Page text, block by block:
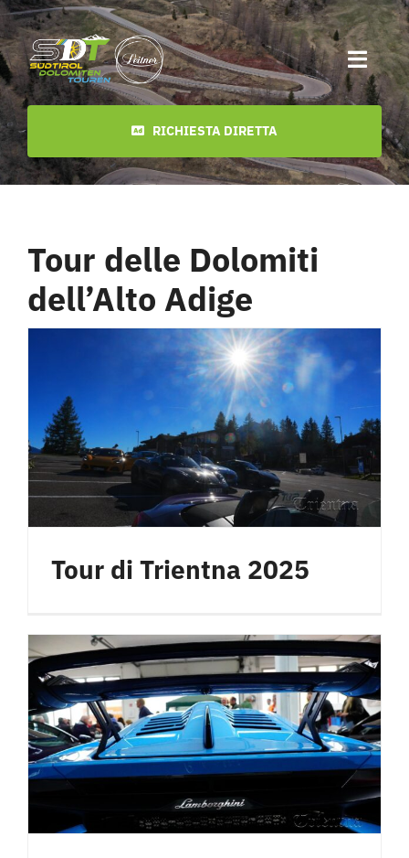
Skip
to
content
Inizio
Date
Ultimi tour
video
Hotel
Contattami
RICHIESTA DIRETTA
Tour delle Dolomiti
dell’Alto Adige
Tour di Trientna 2025